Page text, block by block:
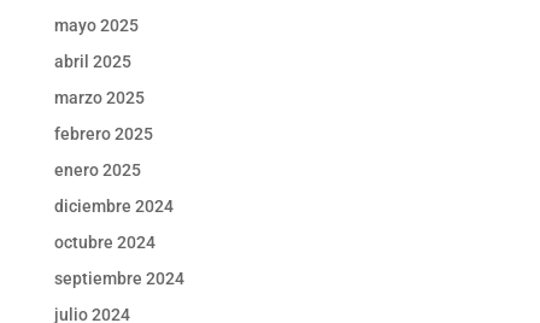
mayo 2025
abril 2025
marzo 2025
febrero 2025
enero 2025
diciembre 2024
octubre 2024
septiembre 2024
julio 2024